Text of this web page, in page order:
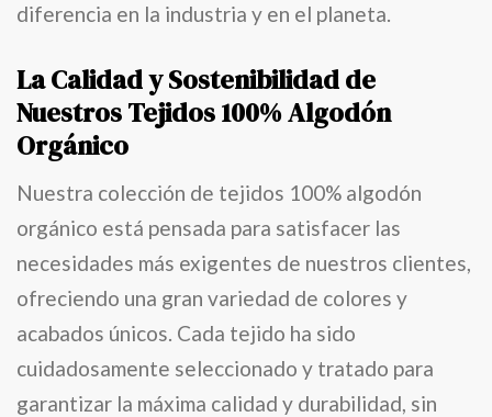
diferencia en la industria y en el planeta.
La Calidad y Sostenibilidad de
Nuestros Tejidos 100% Algodón
Orgánico
Nuestra colección de tejidos 100% algodón
orgánico está pensada para satisfacer las
necesidades más exigentes de nuestros clientes,
ofreciendo una gran variedad de colores y
acabados únicos. Cada tejido ha sido
cuidadosamente seleccionado y tratado para
garantizar la máxima calidad y durabilidad, sin